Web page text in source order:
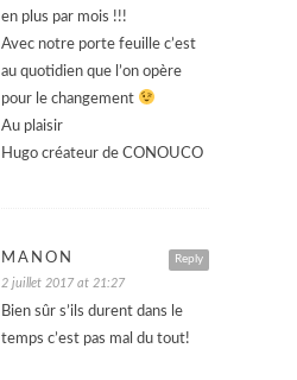
en plus par mois !!!
Avec notre porte feuille c’est
au quotidien que l’on opère
pour le changement
Au plaisir
Hugo créateur de CONOUCO
Reply
MANON
2 juillet 2017 at 21:27
Bien sûr s’ils durent dans le
temps c’est pas mal du tout!